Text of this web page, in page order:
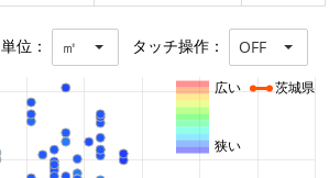
単位： ㎡ タッチ操作： OFF
茨城県
広い
狭い